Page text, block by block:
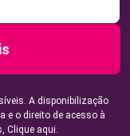
A disponibilização
e o direito de acesso à
Clique aqui.